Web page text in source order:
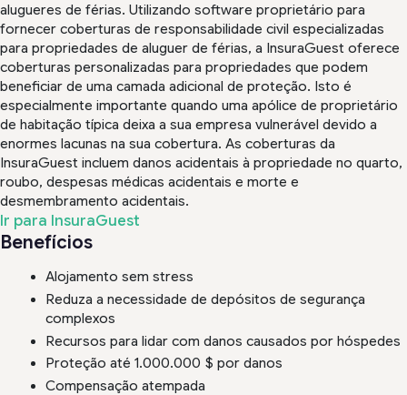
alugueres de férias. Utilizando software proprietário para
fornecer coberturas de responsabilidade civil especializadas
para propriedades de aluguer de férias, a InsuraGuest oferece
coberturas personalizadas para propriedades que podem
beneficiar de uma camada adicional de proteção. Isto é
especialmente importante quando uma apólice de proprietário
de habitação típica deixa a sua empresa vulnerável devido a
enormes lacunas na sua cobertura. As coberturas da
InsuraGuest incluem danos acidentais à propriedade no quarto,
roubo, despesas médicas acidentais e morte e
desmembramento acidentais.
Ir para InsuraGuest
Benefícios
Alojamento sem stress
Reduza a necessidade de depósitos de segurança
complexos
Recursos para lidar com danos causados por hóspedes
Proteção até 1.000.000 $ por danos
Compensação atempada